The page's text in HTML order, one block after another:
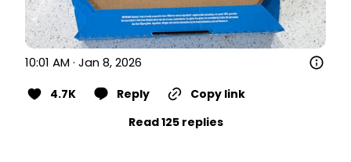
10:01 AM · Jan 8, 2026
4.7K Reply
Copy link
Read 125 replies